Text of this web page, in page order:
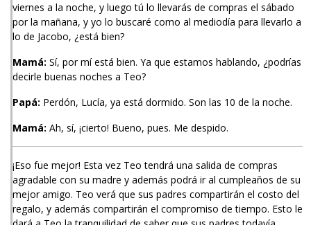
viernes a la noche, y luego tú lo llevarás de compras el sábado
por la mañana, y yo lo buscaré como al mediodía para llevarlo a
lo de Jacobo, ¿está bien?
Mamá: Sí, por mí está bien. Ya que estamos hablando, ¿podrías
decirle buenas noches a Teo?
Papá: Perdón, Lucía, ya está dormido. Son las 10 de la noche.
Mamá: Ah, sí, ¡cierto! Bueno, pues. Me despido.
¡Eso fue mejor! Esta vez Teo tendrá una salida de compras
agradable con su madre y además podrá ir al cumpleaños de su
mejor amigo. Teo verá que sus padres compartirán el costo del
regalo, y además compartirán el compromiso de tiempo. Esto le